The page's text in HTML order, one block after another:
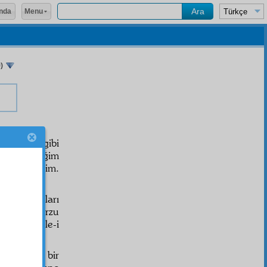
kardeş gibi
ettiğim
şükrettim.
müştakları
etmek arzu
Risale-i
bir
Menu